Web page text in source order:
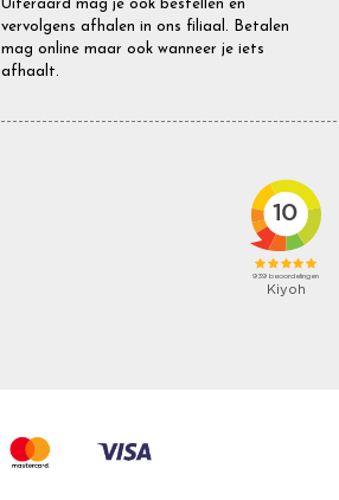
Uiteraard mag je ook bestellen en
vervolgens afhalen in ons filiaal. Betalen
mag online maar ook wanneer je iets
afhaalt.